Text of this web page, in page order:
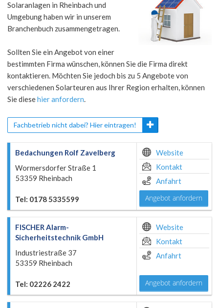
Solaranlagen in Rheinbach und
Umgebung haben wir in unserem
Branchenbuch zusammengetragen.
Sollten Sie ein Angebot von einer
bestimmten Firma wünschen, können Sie die Firma direkt
kontaktieren. Möchten Sie jedoch bis zu 5 Angebote von
verschiedenen Solarteuren aus Ihrer Region erhalten, können
Sie diesehier anfordern.
Fachbetrieb nicht dabei? Hier eintragen!
Bedachungen Rolf Zavelberg
Wormersdorfer Straße 1
53359 Rheinbach
Tel: 0178 5335599
Website
Kontakt
Anfahrt
Angebot anfordern
FISCHER Alarm-
Sicherheitstechnik GmbH
Industriestraße 37
53359 Rheinbach
Tel: 02226 2422
Website
Kontakt
Anfahrt
Angebot anfordern